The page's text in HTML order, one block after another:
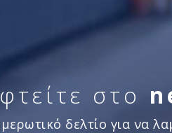
στο
δελτίο για να